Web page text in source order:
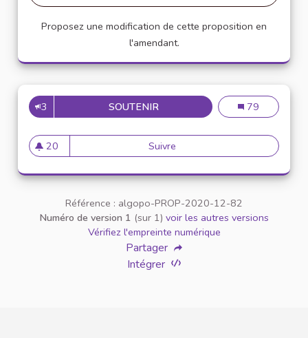
Proposez une modification de cette proposition en
l'amendant.
3 SOUTENIRENCOURAGER LESEncourager
79
20
20 abonnés
Suivre Encourager les références
Référence : algopo-PROP-2020-12-82
Numéro de version 1 (sur 1) voir les autres versions
Vérifiez l'empreinte numérique
Partager
Intégrer